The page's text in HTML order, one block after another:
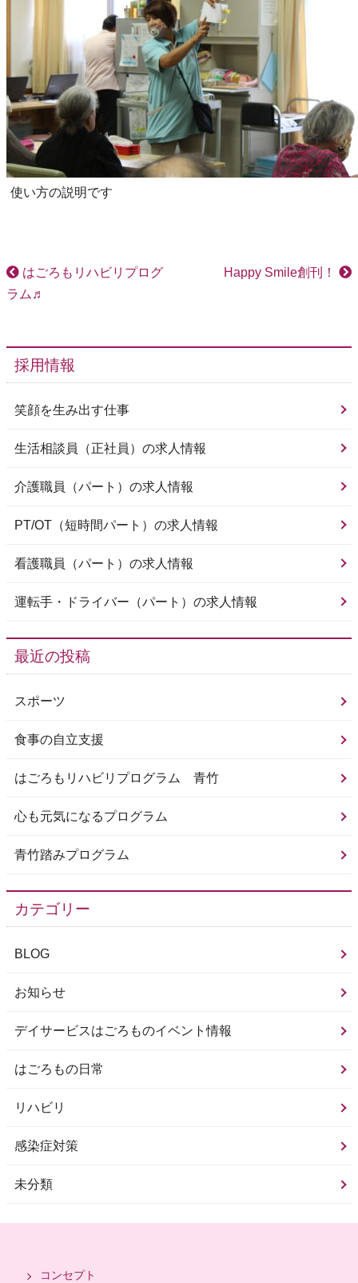
使い方の説明です
はごろもリハビリプログ
ラム♬
Happy Smile創刊！
採用情報
笑顔を生み出す仕事
生活相談員（正社員）の求人情報
介護職員（パート）の求人情報
PT/OT（短時間パート）の求人情報
看護職員（パート）の求人情報
運転手・ドライバー（パート）の求人情報
最近の投稿
スポーツ
食事の自立支援
はごろもリハビリプログラム 青竹
心も元気になるプログラム
青竹踏みプログラム
カテゴリー
BLOG
お知らせ
デイサービスはごろものイベント情報
はごろもの日常
リハビリ
感染症対策
未分類
コンセプト